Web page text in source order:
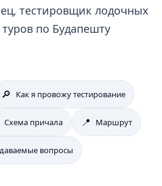
тестировщик лодочных
туров по Будапешту
🔎 Как я провожу тестирование
Схема причала 📍 Маршрут
вопросы